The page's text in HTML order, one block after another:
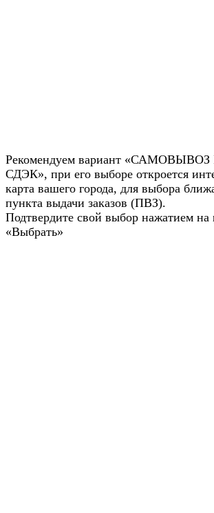
Рекомендуем вариант
СДЭК», при его выборе откроется
карта вашего города, для выбора
пункта выдачи заказов (ПВЗ).
Подтвердите свой выбор нажатием на
«Выбрать»